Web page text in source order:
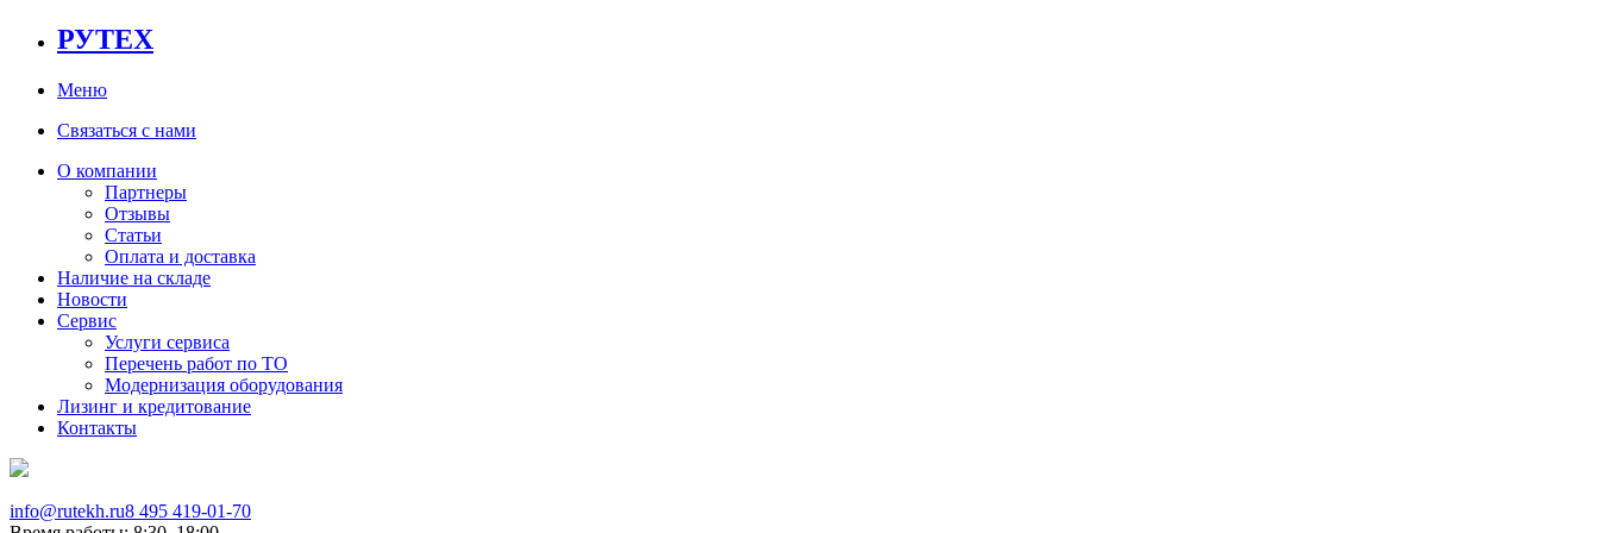
РУТЕХ
Меню
Связаться с нами
О компании
Партнеры
Отзывы
Статьи
Оплата и доставка
Наличие на складе
Новости
Сервис
Услуги сервиса
Перечень работ по ТО
Модернизация оборудования
Лизинг и кредитование
Контакты
info@rutekh.ru8 495 419-01-70